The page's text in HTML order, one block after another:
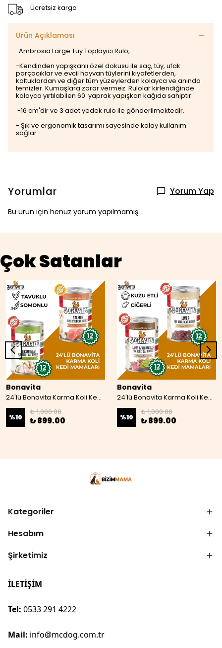
Ücretsiz kargo
Ürün Açıklaması
Ambrosia Large Tüy Toplayıcı Rulo;
-Kendinden yapışkanlı özel dokusu ile saç, tüy, ufak
parçacıklar ve evcil hayvan tüylerini kıyafetlerden,
koltuklardan ve diğer tüm yüzeylerden kolayca ve anında
temizler. Kumaşlara zarar vermez. Rulolar kirlendiğinde
kolayca yırtılabilen 60 yaprak yapışkan kağıda sahiptir.
-16 cm'dir ve 3 adet yedek rulo ile gönderilmektedir.
- Şık ve ergonomik tasarımı sayesinde kolay kullanım
sağlar
Yorumlar Yorum Yap
Bu ürün için henüz yorum yapılmamış.
Çok Satanlar
Bonavita
24'lü Bonavita Karma Koli Kedi Mamaları 07
%10
₺ 1,000.00
₺ 899.00
Bonavita
24'lü Bonavita Karma Koli Kedi Maması 08
%10
₺ 1,000.00
₺ 899.00
Kategoriler
Hesabım
Şirketimiz
İLETİŞİM
Tel: 0533 291 4222
Mail: info@mcdog.com.tr